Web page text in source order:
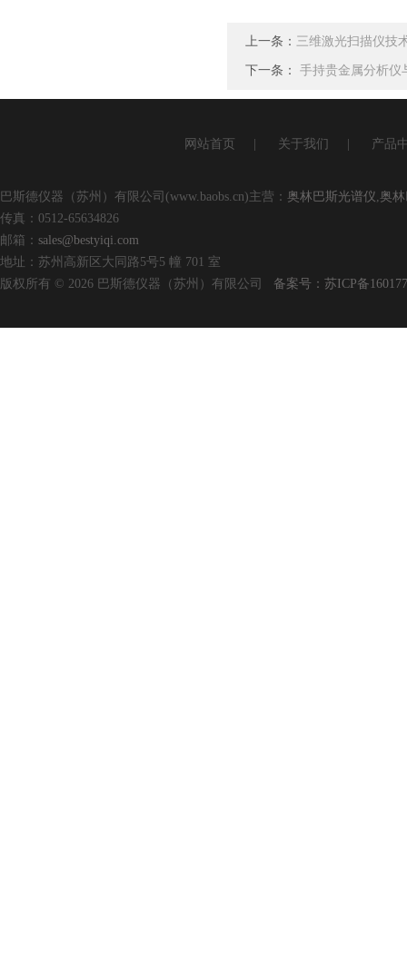
上一条： 三维激光扫描仪技
下一条： 手持贵金属分析仪
网站首页 关于我们 产品
巴斯德仪器（苏州）有限公司(www.baobs.cn)主营： 奥林巴斯光谱仪,奥
传真：0512-65634826
邮箱： sales@bestyiqi.com
地址：苏州高新区大同路5号5 幢 701 室
版权所有 © 2026 巴斯德仪器（苏州）有限公司 备案号：苏ICP备